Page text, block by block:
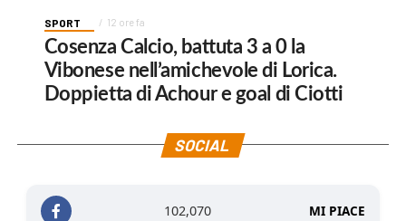
SPORT 12 ore fa
Cosenza Calcio, battuta 3 a 0 la
Vibonese nell’amichevole di Lorica.
Doppietta di Achour e goal di Ciotti
SOCIAL
102,070 MI PIACE